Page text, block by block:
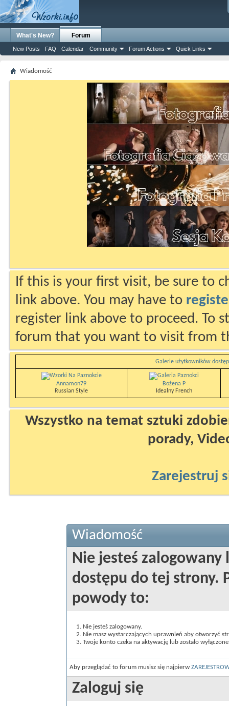
What's New? Forum
New Posts FAQ Calendar Community Forum Actions Quick Links
Wiadomość
If this is your first visit, be sure to
link above. You may have to
register link above to proceed. To
forum that you want to visit from
Galerie użytkowników
Annamon79
Russian Style
Bożena P
Idealny French
Wszystko na temat sztuki
porady,
Zarejestruj
Wiadomość
Nie jesteś zalogowany
dostępu do tej strony.
powody to:
Nie jesteś zalogowany.
Nie masz wystarczających uprawnień aby otworzyć
Twoje konto czeka na aktywację lub zostało
Aby przeglądać to forum musisz się najpierw
Zaloguj się